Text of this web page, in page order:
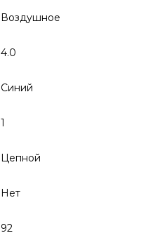
Воздушное
4.0
Синий
1
Цепной
Нет
92